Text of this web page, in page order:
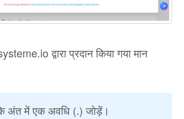
द्वारा प्रदान किया गया मान
अंत में एक अवधि (.) जोड़ें।